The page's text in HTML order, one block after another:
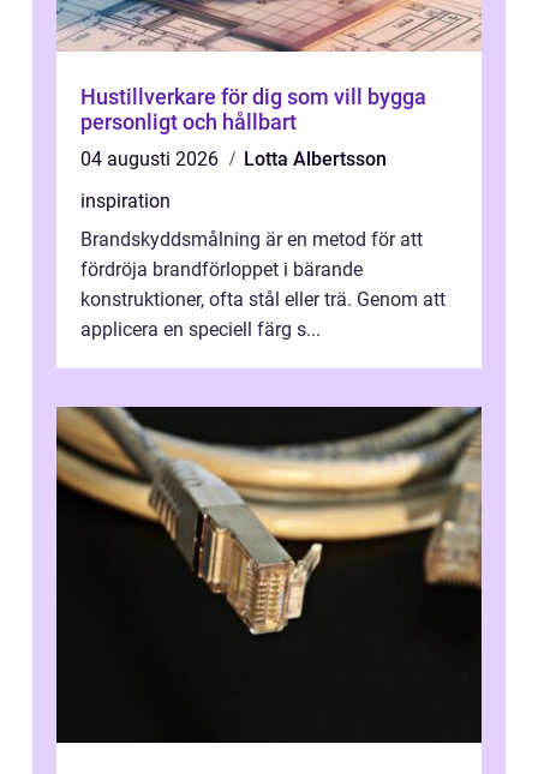
Hustillverkare för dig som vill bygga
personligt och hållbart
04 augusti 2026
Lotta Albertsson
inspiration
Brandskyddsmålning är en metod för att
fördröja brandförloppet i bärande
konstruktioner, ofta stål eller trä. Genom att
applicera en speciell färg s...